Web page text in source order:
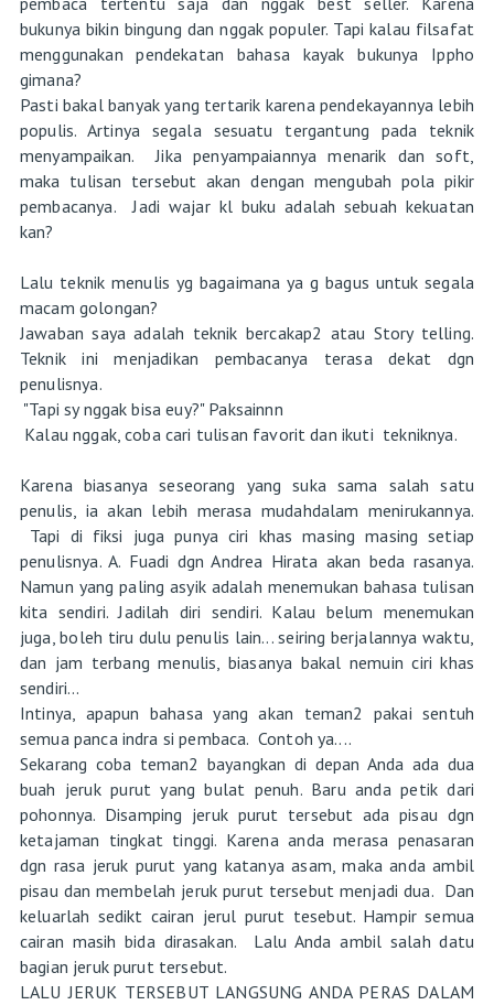
bukunya bikin bingung dan nggak populer. Tapi kalau filsafat
menggunakan pendekatan bahasa kayak bukunya Ippho
gimana?
Pasti bakal banyak yang tertarik karena pendekayannya lebih
populis. Artinya segala sesuatu tergantung pada teknik
menyampaikan. Jika penyampaiannya menarik dan soft,
maka tulisan tersebut akan dengan mengubah pola pikir
pembacanya. Jadi wajar kl buku adalah sebuah kekuatan
kan?
Lalu teknik menulis yg bagaimana ya g bagus untuk segala
macam golongan?
Jawaban saya adalah teknik bercakap2 atau Story telling.
Teknik ini menjadikan pembacanya terasa dekat dgn
penulisnya.
"Tapi sy nggak bisa euy?" Paksainnn
Kalau nggak, coba cari tulisan favorit dan ikuti tekniknya.
Karena biasanya seseorang yang suka sama salah satu
penulis, ia akan lebih merasa mudahdalam menirukannya.
Tapi di fiksi juga punya ciri khas masing masing setiap
penulisnya. A. Fuadi dgn Andrea Hirata akan beda rasanya.
Namun yang paling asyik adalah menemukan bahasa tulisan
kita sendiri. Jadilah diri sendiri. Kalau belum menemukan
juga, boleh tiru dulu penulis lain... seiring berjalannya waktu,
dan jam terbang menulis, biasanya bakal nemuin ciri khas
sendiri...
Intinya, apapun bahasa yang akan teman2 pakai sentuh
semua panca indra si pembaca. Contoh ya....
Sekarang coba teman2 bayangkan di depan Anda ada dua
buah jeruk purut yang bulat penuh. Baru anda petik dari
pohonnya. Disamping jeruk purut tersebut ada pisau dgn
ketajaman tingkat tinggi. Karena anda merasa penasaran
dgn rasa jeruk purut yang katanya asam, maka anda ambil
pisau dan membelah jeruk purut tersebut menjadi dua. Dan
keluarlah sedikt cairan jerul purut tesebut. Hampir semua
cairan masih bida dirasakan. Lalu Anda ambil salah datu
bagian jeruk purut tersebut.
LALU JERUK TERSEBUT LANGSUNG ANDA PERAS DALAM